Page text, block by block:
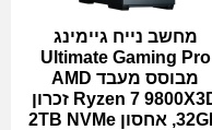
מחשב נייח גיימינג
Ultimate Gaming Pro
מבוסס מעבד AMD
Ryzen 7 9800X3D זכרון
32GB, אחסון 2TB NVMe